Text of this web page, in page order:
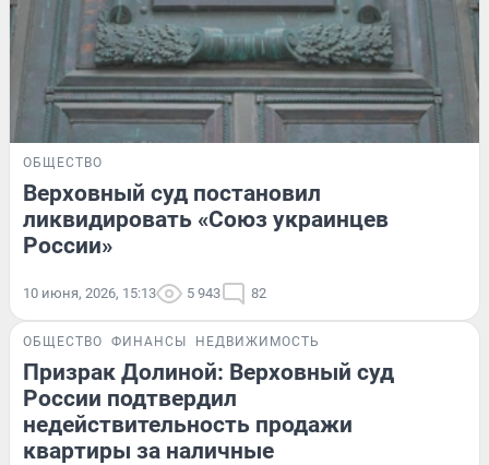
ОБЩЕСТВО
Верховный суд постановил
ликвидировать «Союз украинцев
России»
10 июня, 2026, 15:13 5 943 82
ОБЩЕСТВО ФИНАНСЫ НЕДВИЖИМОСТЬ
Призрак Долиной: Верховный суд
России подтвердил
недействительность продажи
квартиры за наличные